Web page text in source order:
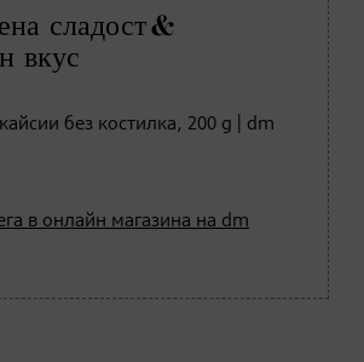
сладост &
вкус
без костилка, 200 g | dm
в онлайн магазина на dm